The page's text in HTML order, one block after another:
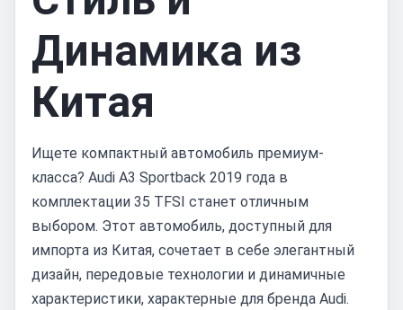
Динамика из
Китая
Ищете компактный автомобиль премиум-
класса? Audi A3 Sportback 2019 года в
комплектации 35 TFSI станет отличным
выбором. Этот автомобиль, доступный для
импорта из Китая, сочетает в себе элегантный
дизайн, передовые технологии и динамичные
характеристики, характерные для бренда Audi.